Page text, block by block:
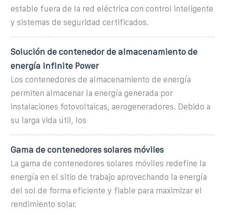
estable fuera de la red eléctrica con control inteligente
y sistemas de seguridad certificados.
Solución de contenedor de almacenamiento de
energía Infinite Power
Los contenedores de almacenamiento de energía
permiten almacenar la energía generada por
instalaciones fotovoltaicas, aerogeneradores. Debido a
su larga vida útil, los
Gama de contenedores solares móviles
La gama de contenedores solares móviles redefine la
energía en el sitio de trabajo aprovechando la energía
del sol de forma eficiente y fiable para maximizar el
rendimiento solar.